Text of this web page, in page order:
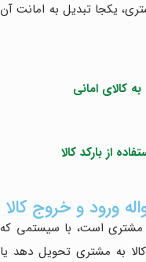
یکجا تبدیل به امانت آن
ورود و خروج کالا
مشتری است، با سیستمی که
کالا به مشتری تحویل دهد یا